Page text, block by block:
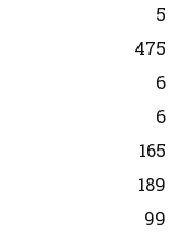
5
475
6
6
165
189
99